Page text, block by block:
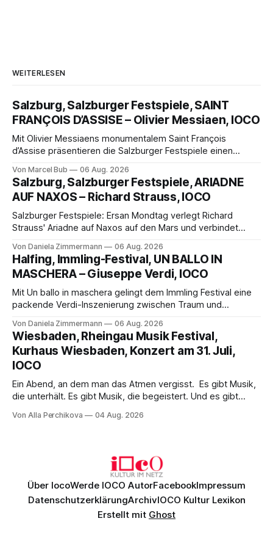
WEITERLESEN
Salzburg, Salzburger Festspiele, SAINT
FRANÇOIS D’ASSISE – Olivier Messiaen, IOCO
Mit Olivier Messiaens monumentalem Saint François
d’Assise präsentieren die Salzburger Festspiele einen
eine bildgewaltige Inszenierung, Maxime Pascal entfaltet
die komplexe Partitur eindrucksvoll, Philippe Sly berührt als
Franziskus.
Von Marcel Bub 06 Aug. 2026
Salzburg, Salzburger Festspiele, ARIADNE
AUF NAXOS – Richard Strauss, IOCO
Salzburger Festspiele: Ersan Mondtag verlegt Richard
Strauss' Ariadne auf Naxos auf den Mars und verbindet
Aufführung mit starken Solisten und den Wiener
Philharmonikern, szenisch bleibt der zweite Akt jedoch
hinter den Erwartungen zurück.
Von Daniela Zimmermann 06 Aug. 2026
Halfing, Immling-Festival, UN BALLO IN
MASCHERA – Giuseppe Verdi, IOCO
Mit Un ballo in maschera gelingt dem Immling Festival eine
packende Verdi-Inszenierung zwischen Traum und
psychologische Tiefe mit starken Bildern, getragen von
einem spielfreudigen Ensemble und einer musikalisch
überzeugenden Gesamtleistung.
Von Daniela Zimmermann 06 Aug. 2026
Wiesbaden, Rheingau Musik Festival,
Kurhaus Wiesbaden, Konzert am 31. Juli,
IOCO
Ein Abend, an dem man das Atmen vergisst. Es gibt Musik,
die unterhält. Es gibt Musik, die begeistert. Und es gibt
Genau so war der Abend im Kurhaus Wiesbaden, an dem
Von Alla Perchikova 04 Aug. 2026
Über IocoWerde IOCO AutorFacebookImpressum
DatenschutzerklärungArchivIOCO Kultur Lexikon
Erstellt mit Ghost